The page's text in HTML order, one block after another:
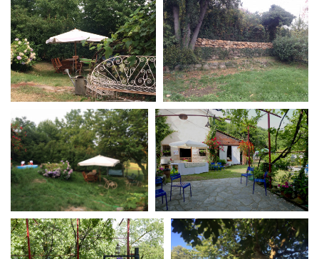
CASTING
Amministrazione trasparente
Bandi e gare
Contatti
Privacy
Cookie policy
Whistleblowing
Credits